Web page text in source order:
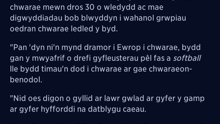
chwarae mewn dros 30 o wledydd ac mae
digwyddiadau bob blwyddyn i wahanol grwpiau
oedran chwarae ledled y byd.
"Pan 'dyn ni'n mynd dramor i Ewrop i chwarae, bydd
gan y mwyafrif o drefi gyfleusterau pêl fas a softball
lle bydd timau'n dod i chwarae ar gae chwaraeon-
benodol.
"Nid oes digon o gyllid ar lawr gwlad ar gyfer y gamp
ar gyfer hyfforddi na datblygu caeau.